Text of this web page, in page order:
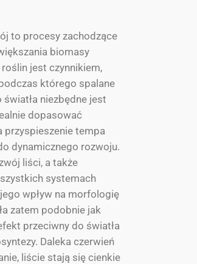
to procesy zachodzące
biomasy
jest czynnikiem,
którego spalane
niezbędne jest
dopasować
przyspieszenie tempa
dynamicznego rozwoju.
liści, a także
systemach
wpływ na morfologię
zatem podobnie jak
przeciwny do światła
Daleka czerwień
liście stają się cienkie